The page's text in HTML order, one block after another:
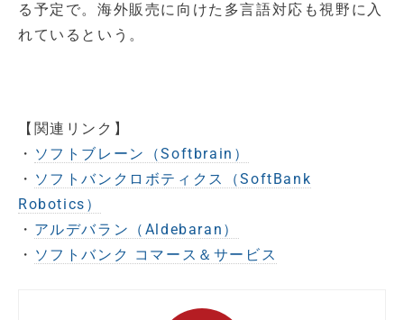
る予定で。海外販売に向けた多言語対応も視野に入
れているという。
【関連リンク】
・ ソフトブレーン（Softbrain）
・ ソフトバンクロボティクス（SoftBank
Robotics）
・ アルデバラン（Aldebaran）
・ ソフトバンク コマース＆サービス